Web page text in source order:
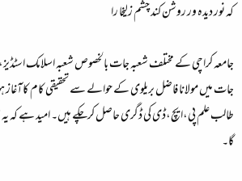
کہ نور دیدہ ور روشن کند چشم زلیخا را
جامعہ کراچی کے مختلف شعبہ جات بالخصوص شعبہ اسلامک
جات میں مولانا فاضل بریلوی کے حوالے سے تحقیقی کام
طالب علم پی،ایچ،ڈی کی ڈگری حاصل کرچکے ہیں۔ امید ہے کہ
گا۔